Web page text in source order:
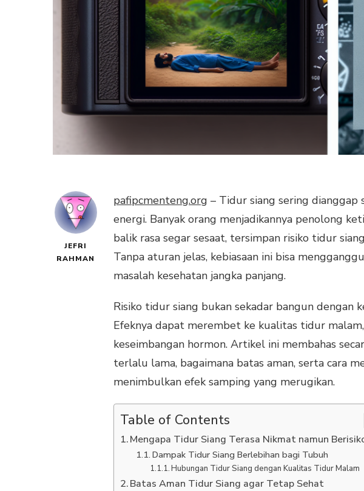
JEFRI
RAHMAN
pafipcmenteng.org – Tidur siang sering dianggap
energi. Banyak orang menjadikannya penolong
balik rasa segar sesaat, tersimpan risiko tidur
Tanpa aturan jelas, kebiasaan ini bisa
masalah kesehatan jangka panjang.
Risiko tidur siang bukan sekadar bangun dengan
Efeknya dapat merembet ke kualitas tidur
keseimbangan hormon. Artikel ini membahas
terlalu lama, bagaimana batas aman, serta cara
menimbulkan efek samping yang merugikan.
Table of Contents
Mengapa Tidur Siang Terasa Nikmat namun
Dampak Tidur Siang Berlebihan bagi Tubuh
Hubungan Tidur Siang dengan Kualitas Tidur Malam
Batas Aman Tidur Siang agar Tetap Sehat